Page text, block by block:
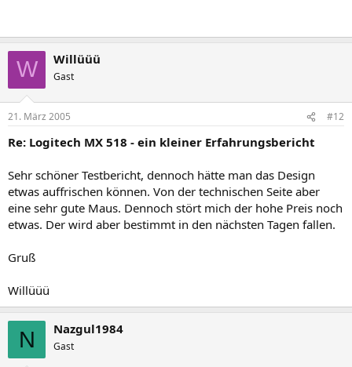
W Willüüü
Gast
21. März 2005 #12
Re: Logitech MX 518 - ein kleiner Erfahrungsbericht
Sehr schöner Testbericht, dennoch hätte man das Design
etwas auffrischen können. Von der technischen Seite aber
eine sehr gute Maus. Dennoch stört mich der hohe Preis noch
etwas. Der wird aber bestimmt in den nächsten Tagen fallen.
Gruß
Willüüü
N Nazgul1984
Gast